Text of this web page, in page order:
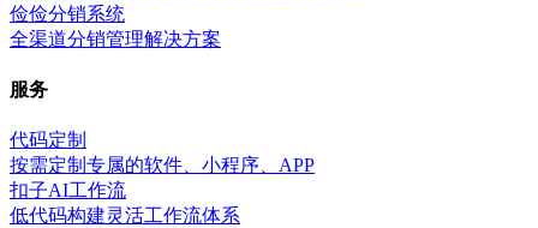
俭俭分销系统
全渠道分销管理解决方案
服务
代码定制
按需定制专属的软件、小程序、APP
扣子AI工作流
低代码构建灵活工作流体系